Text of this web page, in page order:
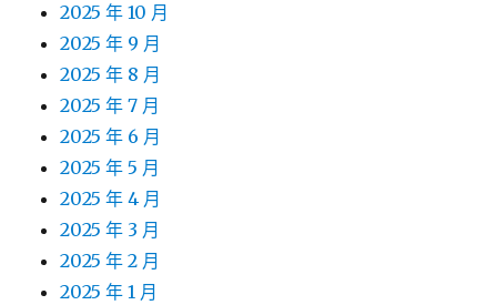
2025 年 10 月
2025 年 9 月
2025 年 8 月
2025 年 7 月
2025 年 6 月
2025 年 5 月
2025 年 4 月
2025 年 3 月
2025 年 2 月
2025 年 1 月